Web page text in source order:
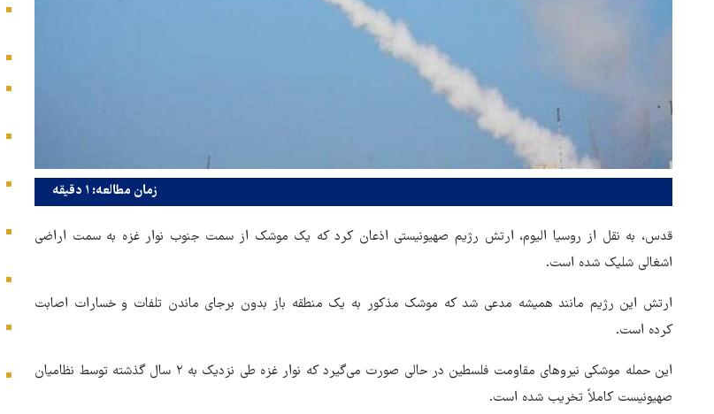
زمان مطالعه: ۱ دقیقه
قدس، به نقل از روسیا الیوم، ارتش رژیم صهیونیستی اذعان کرد که یک موشک از سمت جنوب نوار غزه به سمت اراضی
اشغالی شلیک شده است.
ارتش این رژیم مانند همیشه مدعی شد که موشک مذکور به یک منطقه باز بدون برجای ماندن تلفات و خسارات اصابت
کرده است.
این حمله موشکی نیروهای مقاومت فلسطین در حالی صورت می‌گیرد که نوار غزه طی نزدیک به ۲ سال گذشته توسط نظامیان
صهیونیست کاملاً تخریب شده است.